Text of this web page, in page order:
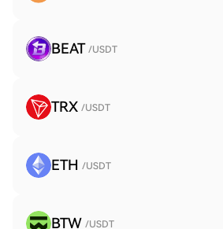
BEAT /USDT
TRX /USDT
ETH /USDT
BTW /USDT